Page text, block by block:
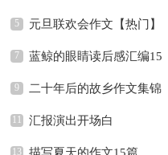
好句摘录36条
元旦联欢会作文【热门】
蓝鲸的眼睛读后感汇编15
篇 二十年后的故乡作文集锦
15篇汇报演出开场白